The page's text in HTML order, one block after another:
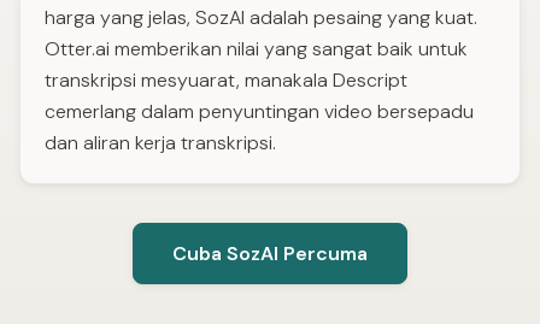
harga yang jelas, SozAI adalah pesaing yang kuat.
Otter.ai memberikan nilai yang sangat baik untuk
transkripsi mesyuarat, manakala Descript
cemerlang dalam penyuntingan video bersepadu
dan aliran kerja transkripsi.
Cuba SozAI Percuma